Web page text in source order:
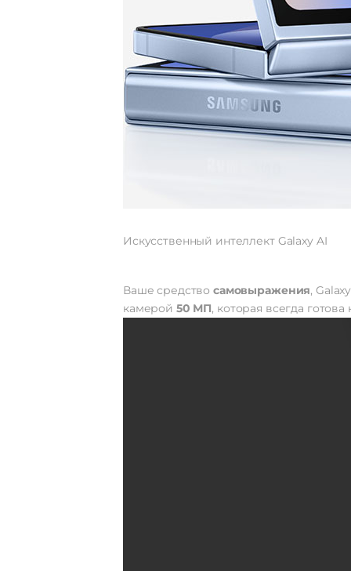
Искусственный интеллект Galaxy AI
Ваше средствосамовыражения,
камерой 50 МП, которая всегда